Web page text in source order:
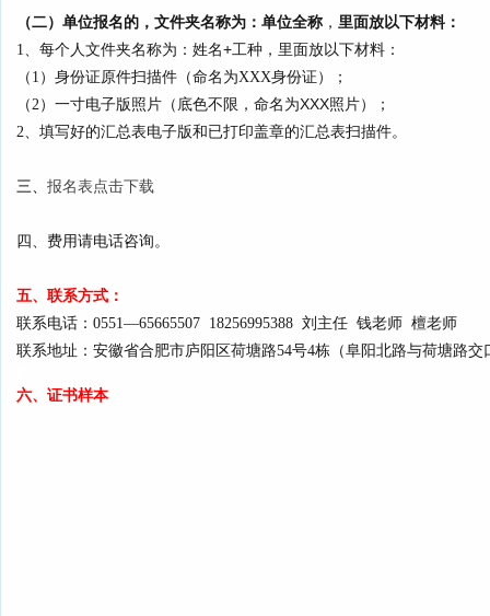
（二） 单位报名的，文件夹名称为：单位全称 ， 里面放以下材料 ：
1、 每个人文件夹名称为：姓名+工种，里面放以下材料：
（1）身份证原件扫描件（命名为XXX身份证）；
（2） 一寸电子版照片（底色不限，命名为XXX照片）；
2、 填写好的汇总表电子版和已打印盖章的汇总表扫描件。
三、 报名表点击下载
四、 费用请电话咨询。
五、联系方式：
联系电话：0551—65665507 18256995388 刘主任 钱老师 檀老师
联系地址：安徽省合肥市庐阳区荷塘路54号4栋（阜阳北路与荷塘路交
六、证书样本